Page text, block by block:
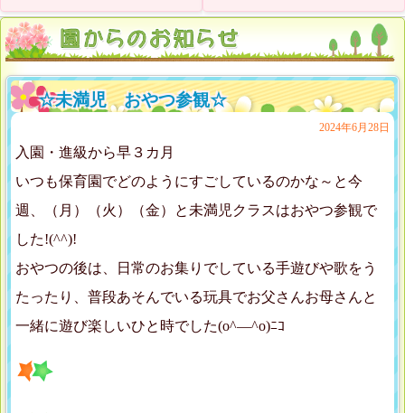
☆未満児 おやつ参観☆
2024年6月28日
入園・進級から早３カ月
いつも保育園でどのようにすごしているのかな～と今
週、（月）（火）（金）と未満児クラスはおやつ参観で
した!(^^)!
おやつの後は、日常のお集りでしている手遊びや歌をう
たったり、普段あそんでいる玩具でお父さんお母さんと
一緒に遊び楽しいひと時でした(o^―^o)ﾆｺ